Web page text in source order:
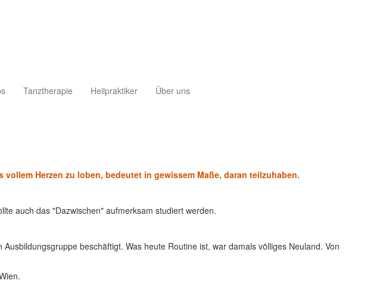
Tanztherapie Heilpraktiker Über uns
vollem Herzen zu loben, bedeutet in gewissem Maße, daran teilzuhaben.
auch das "Dazwischen" aufmerksam studiert werden.
beschäftigt. Was heute Routine ist, war damals völliges Neuland. Von